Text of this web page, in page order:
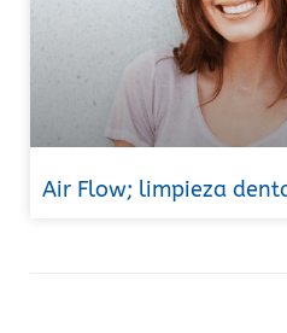
Air Flow; limpieza